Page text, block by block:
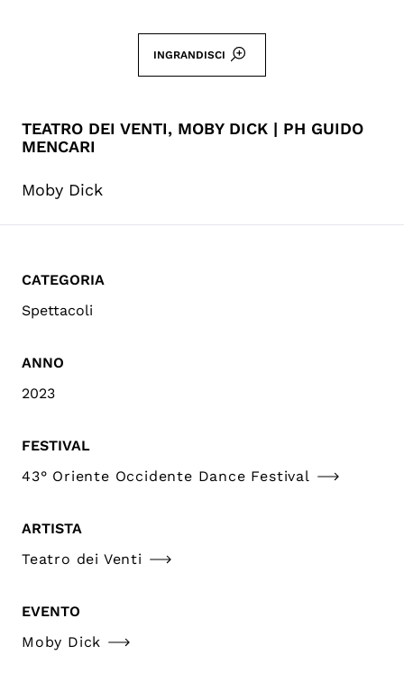
INGRANDISCI
TEATRO DEI VENTI, MOBY DICK | PH GUIDO
MENCARI
Moby Dick
CATEGORIA
Spettacoli
ANNO
2023
FESTIVAL
43° Oriente Occidente Dance Festival
ARTISTA
Teatro dei Venti
EVENTO
Moby Dick